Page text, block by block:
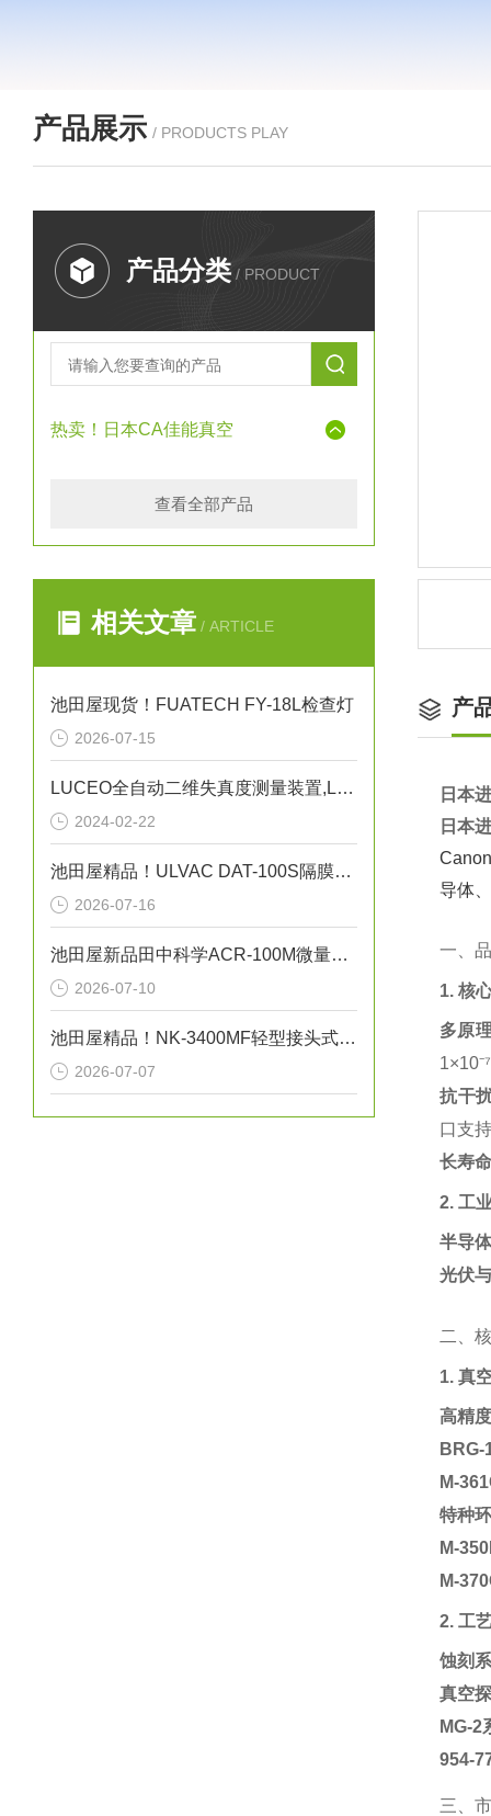
产品展示 / PRODUCTS PLAY
产品分类 / PRODUCT
热卖！日本CA佳能真空
查看全部产品
相关文章 / ARTICLE
池田屋现货！FUATECH FY-18L检查灯
2026-07-15
LUCEO全自动二维失真度测量装置,LSM-9000LE讲解
2024-02-22
池田屋精品！ULVAC DAT-100S隔膜型干式真空泵技术参数
2026-07-16
池田屋新品田中科学ACR-100M微量残碳含量测试仪
2026-07-10
池田屋精品！NK-3400MF轻型接头式（真空法兰）金属软管技术参数与应用解析
2026-07-07
产
日本
日本
导体
一、
1. 核
多原
抗干
口支
长寿
2. 工
半导
光伏
二、
1. 真
高精
BRG-
M-
特种
M-
M-
2. 工
蚀刻
真空
MG-2
954-
三、